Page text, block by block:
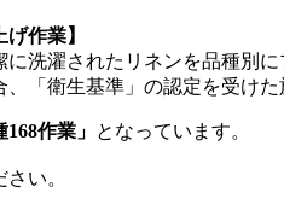
作業】
洗濯されたリネンを品種別
「衛生基準」の認定を受け
168作業」 となっています。
い。